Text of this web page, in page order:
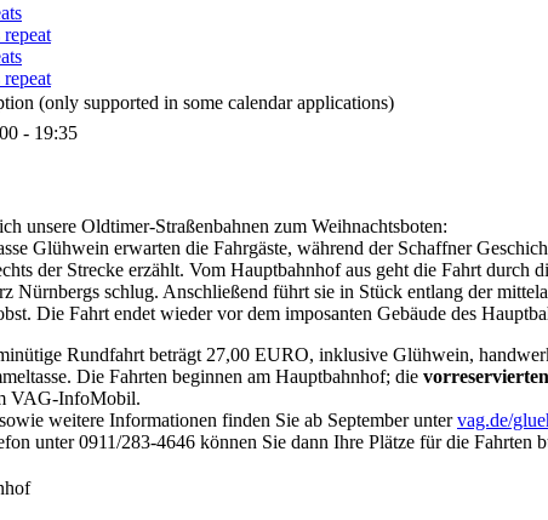
repeat
repeat
(only supported in some calendar applications)
- 19:35
unsere Oldtimer-Straßenbahnen zum Weihnachtsboten:
Glühwein erwarten die Fahrgäste, während der Schaffner
der Strecke erzählt. Vom Hauptbahnhof aus geht die Fahrt durch
Nürnbergs schlug. Anschließend führt sie in Stück entlang der
Die Fahrt endet wieder vor dem imposanten Gebäude des
Rundfahrt beträgt 27,00 EURO, inklusive Glühwein,
Die Fahrten beginnen am Hauptbahnhof; die vorreservierten
VAG-InfoMobil.
weitere Informationen finden Sie ab September untervag.de/
unter 0911/283-4646 können Sie dann Ihre Plätze für die Fahrten